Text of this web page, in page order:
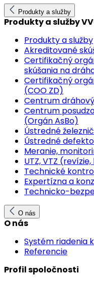
Produkty a služby
Produkty a služby
Produkty a služby
Akreditované
Certifikačný
skúšania na
Certifikačný
(COO ZD)
Centrum
Centrum
(Orgán AsBo)
Ústredné
Ústredné
Meranie,
UTZ, VTZ
Technické
Expertízna a
Technicko-
O nás
O nás
Systém riadenia
Referencie
Profil spoločnosti